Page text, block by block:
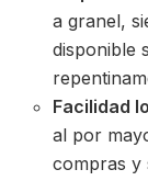
a granel,
disponible
Facilidad
al por
compras y